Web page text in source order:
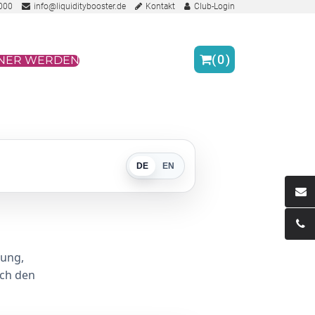
info@liquiditybooster.de Kontakt Club-Login
WERDEN (0)